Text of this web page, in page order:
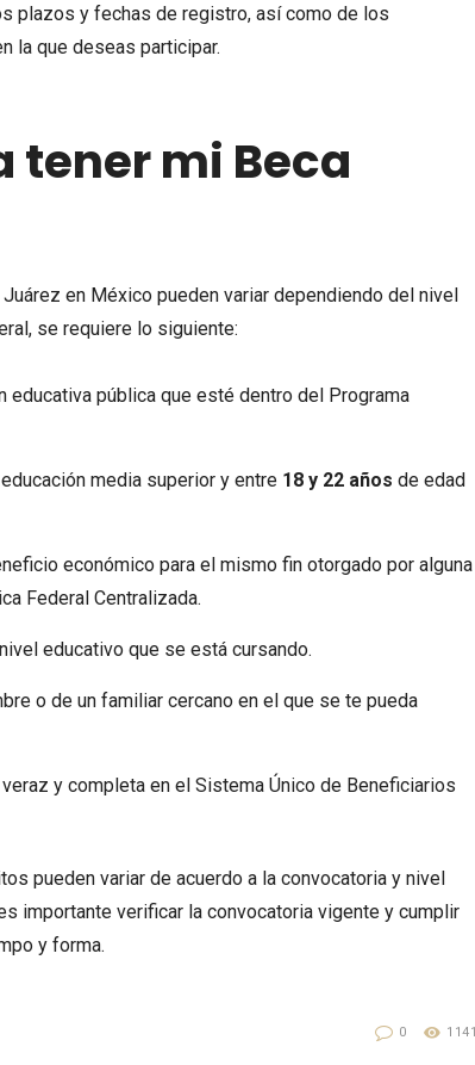
plazos y fechas de registro, así como de los
la que deseas participar.
tener mi Beca
en México pueden variar dependiendo del nivel
se requiere lo siguiente:
educativa pública que esté dentro del Programa
media superior y entre 18 y 22 años de edad
económico para el mismo fin otorgado por alguna
Federal Centralizada.
educativo que se está cursando.
o de un familiar cercano en el que se te pueda
y completa en el Sistema Único de Beneficiarios
pueden variar de acuerdo a la convocatoria y nivel
importante verificar la convocatoria vigente y cumplir
y forma.
0 1141